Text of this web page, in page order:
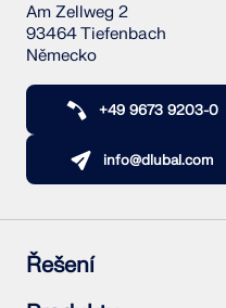
Am Zellweg 2
93464 Tiefenbach
Německo
+49 9673 9203-0
info@dlubal.com
Řešení